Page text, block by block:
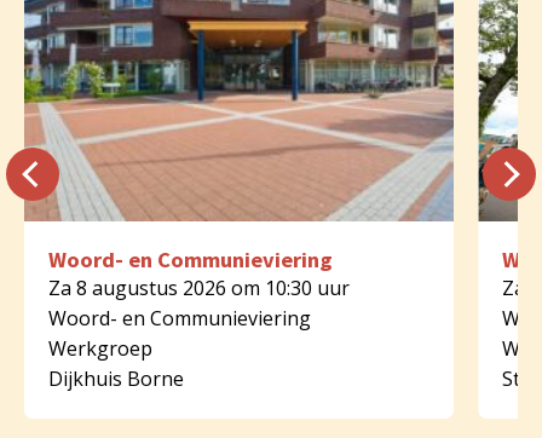
Woord- en Communieviering
Za 8 augustus 2026 om 10:30 uur
Woord- en Communieviering
Werkgroep
Dijkhuis Borne
Za
St.